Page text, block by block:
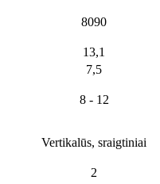
8090
13,1
7,5
8 - 12
Vertikalūs, sraigtiniai
2